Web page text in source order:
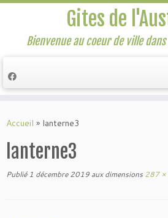
au
Gites de
Bienvenue au coeur de ville
Accueil » lanterne3
lanterne3
Publié 1 décembre 2019 aux dimensions 287